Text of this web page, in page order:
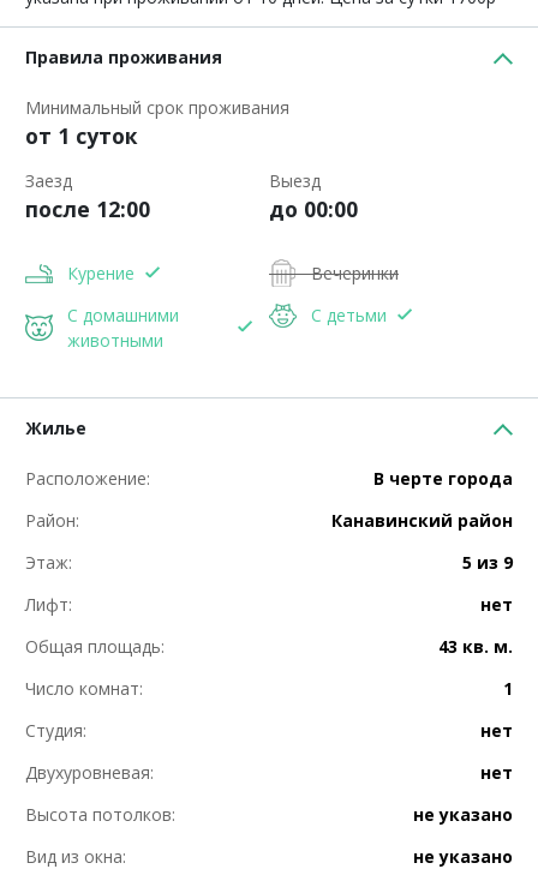
Правила проживания
Минимальный срок проживания
от 1 суток
Заезд
после 12:00
Выезд
до 00:00
Курение
Вечеринки
С домашними
животными
С детьми
Жилье
Расположение:
В черте города
Район:
Канавинский район
Этаж:
5 из 9
Лифт:
нет
Общая площадь:
43 кв. м.
Число комнат:
1
Студия:
нет
Двухуровневая:
нет
Высота потолков:
не указано
Вид из окна:
не указано